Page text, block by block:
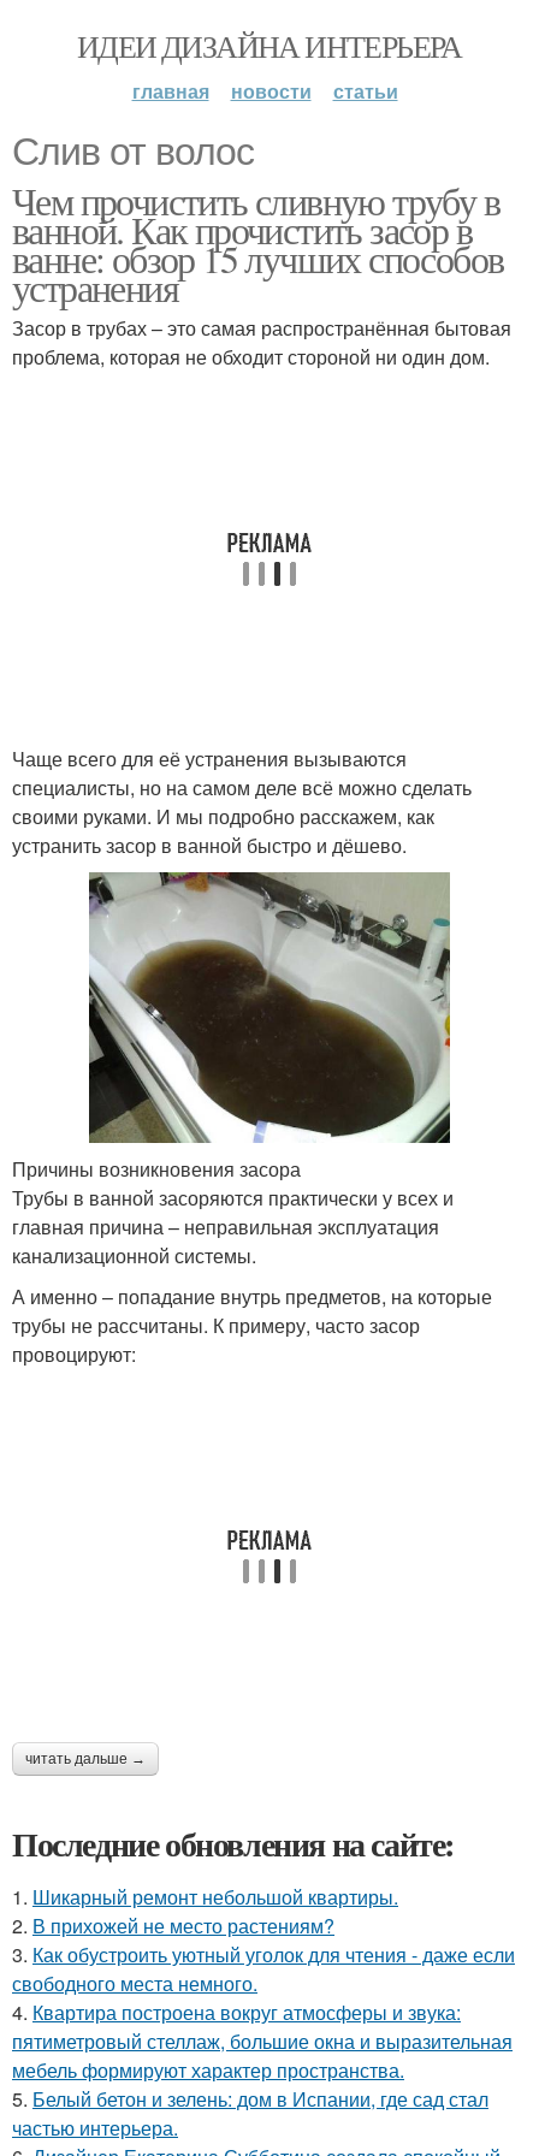
ИДЕИ ДИЗАЙНА ИНТЕРЬЕРА
главная новости статьи
Слив от волос
Чем прочистить сливную трубу в
ванной. Как прочистить засор в
ванне: обзор 15 лучших способов
устранения
Засор в трубах – это самая распространённая бытовая
проблема, которая не обходит стороной ни один дом.
Чаще всего для её устранения вызываются
специалисты, но на самом деле всё можно сделать
своими руками. И мы подробно расскажем, как
устранить засор в ванной быстро и дёшево.
Причины возникновения засора
Трубы в ванной засоряются практически у всех и
главная причина – неправильная эксплуатация
канализационной системы.
А именно – попадание внутрь предметов, на которые
трубы не рассчитаны. К примеру, часто засор
провоцируют:
читать дальше →
Последние обновления на сайте:
1. Шикарный ремонт небольшой квартиры.
2. В прихожей не место растениям?
3. Как обустроить уютный уголок для чтения - даже если
свободного места немного.
4. Квартира построена вокруг атмосферы и звука:
пятиметровый стеллаж, большие окна и выразительная
мебель формируют характер пространства.
5. Белый бетон и зелень: дом в Испании, где сад стал
частью интерьера.